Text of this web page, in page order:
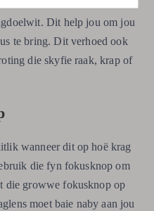
Dit help jou om jou
te bring. Dit verhoed ook
die skyfie raak, krap of
wanneer dit op hoë krag
die fyn fokusknop om
die growwe fokusknop op
moet baie naby aan jou